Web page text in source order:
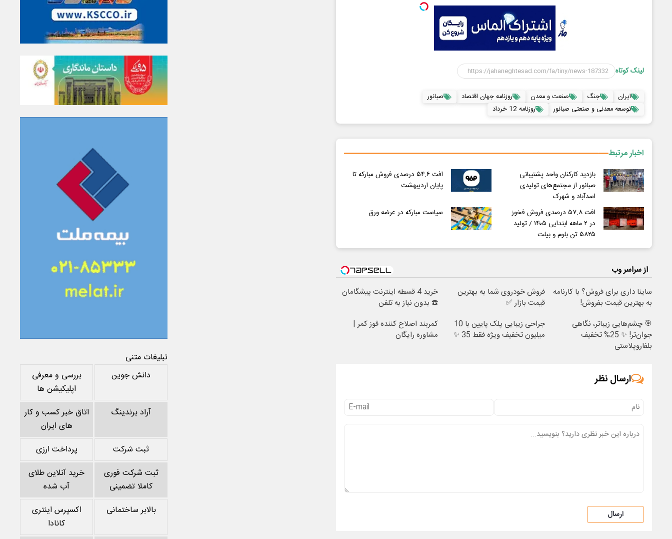
لینک کوتاه
ایران جنگ صنعت و معدن روزنامه جهان اقتصاد
صبانور
توسعه معدنی و صنعتی صبانور
روزنامه 12 خرداد
اخبار مرتبط
بازدید کارکنان واحد پشتیبانی
صبانور از مجتمع‌های تولیدی
اسدآباد و شهرک
افت ۵۴.۶ درصدی فروش مبارکه تا
پایان اردیبهشت
افت ۵۷.۸ درصدی فروش فخوز
در ۲ ماهه ابتدایی ۱۴۰۵ / تولید
۵۸۲۵ تن بلوم و بیلت
سیاست مبارکه در عرضه ورق
از سراسر وب
ساینا داری برای فروش؟ با کارنامه
به بهترین قیمت بفروش!
فروش خودروی شما به بهترین
قیمت بازار ✅
خرید 4 قسطه اینترنت پیشگامان
☎️ بدون نیاز به تلفن
🎯 چشم‌هایی زیباتر، نگاهی
جوان‌تر! ✨ 25% تخفیف
بلفاروپلاستی
جراحی زیبایی پلک پایین با 10
میلیون تخفیف ویژه فقط 35 ✨
کمربند اصلاح کننده قوز کمر |
مشاوره رایگان
ارسال نظر
ارسال
تبلیغات متنی
دانش جوین
بررسی و معرفی
اپلیکیشن ها
آراد برندینگ
اتاق خبر کسب و کار
های ایران
ثبت شرکت
پرداخت ارزی
ثبت شرکت فوری
کاملا تضمینی
خرید آنلاین طلای
آب شده
بالابر ساختمانی
اکسپرس اینتری
کانادا